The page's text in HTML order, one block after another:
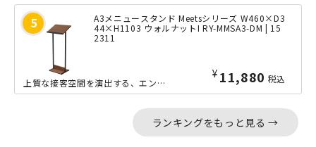
A3メニュースタンド Meetsシリーズ W460×D3
44×H1103 ウォルナットI RY-MMSA3-DM | 15
2311
¥ 11,880 税込
上質な接客空間を演出する、エントランス向け家具「Meets」シリーズのメニュース...
ランキングをもっと見る →